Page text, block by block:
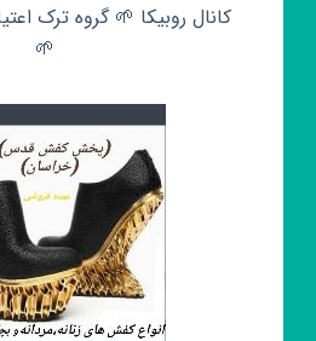
کانال روبیکا 🌱 گروه ترک
🌱